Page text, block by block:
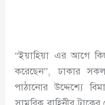
“ইয়াহিয়া এর আগে
করেছেন”, ঢাকার সকল
পাঠানোর উদ্দেশ্যে